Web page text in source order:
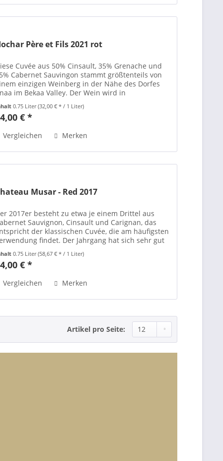
Père et Fils 2021 rot
Cuvée aus 50% Cinsault, 35% Grenache und
Cabernet Sauvingon stammt größtenteils von
einzigen Weinberg in der Nähe des Dorfes
im Bekaa Valley. Der Wein wird in
So...
0.75 Liter(32,00 € * / 1 Liter)
€ *
Vergleichen Merken
Musar - Red 2017
2017er besteht zu etwa je einem Drittel aus
Sauvignon, Cinsault und Carignan, das
der klassischen Cuvée, die am häufigsten
findet. Der Jahrgang hat sich sehr gut
0.75 Liter(58,67 € * / 1 Liter)
€ *
Vergleichen Merken
Artikel pro Seite: